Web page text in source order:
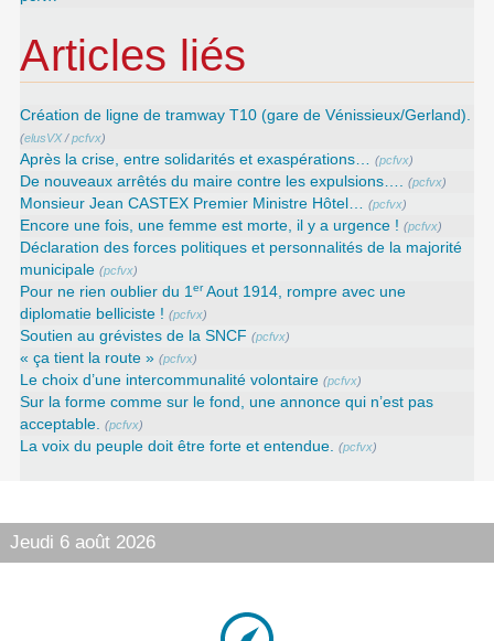
Articles liés
Création de ligne de tramway T10 (gare de Vénissieux/Gerland).
(elusVX/pcfvx)
Après la crise, entre solidarités et exaspérations… (pcfvx)
De nouveaux arrêtés du maire contre les expulsions…. (pcfvx)
Monsieur Jean CASTEX Premier Ministre Hôtel… (pcfvx)
Encore une fois, une femme est morte, il y a urgence ! (pcfvx)
Déclaration des forces politiques et personnalités de la majorité
municipale (pcfvx)
Pour ne rien oublier du 1erAout 1914, rompre avec une
diplomatie belliciste ! (pcfvx)
Soutien au grévistes de la SNCF (pcfvx)
« ça tient la route » (pcfvx)
Le choix d’une intercommunalité volontaire (pcfvx)
Sur la forme comme sur le fond, une annonce qui n’est pas
acceptable. (pcfvx)
La voix du peuple doit être forte et entendue. (pcfvx)
Jeudi 6 août 2026